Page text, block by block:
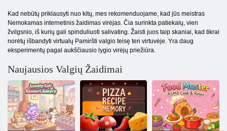
Kad nebūtų priklausyti nuo kitų, mes rekomenduojame, kad jūs meistras
Nemokamas internetinis žaidimas virėjas. Čia surinkta patiekalų, vien
žvilgsnio, iš kurių gali spinduliuoti salivating. Žaisti juos taip skaniai, kad tikrai
norėtų išbandyti virtualų Pamiršti valgio teisę ten virtuvėje. Yra daug
eksperimentų pagal aukščiausio lygio virėjų priežiūra.
Naujausios Valgių Žaidimai